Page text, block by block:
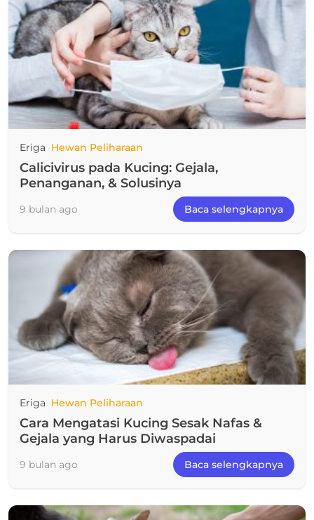
Eriga Hewan Peliharaan
Calicivirus pada Kucing: Gejala,
Penanganan, & Solusinya
9 bulan ago Baca selengkapnya
Eriga Hewan Peliharaan
Cara Mengatasi Kucing Sesak Nafas &
Gejala yang Harus Diwaspadai
9 bulan ago Baca selengkapnya